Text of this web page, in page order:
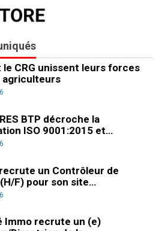
le CRG unissent leurs forces
agriculteurs
BTP décroche la
ISO 9001:2015 et…
recrute un Contrôleur de
F) pour son site…
Immo recrute un (e)